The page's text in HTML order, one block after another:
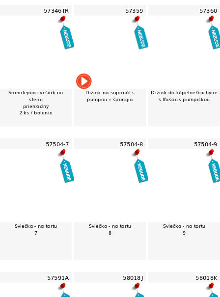
57346TR
Samolepiaci vešiak na
stenu
priehľadný
2 ks / balenie
57359
Držiak na saponát s
pumpou + špongia
57360
Držiak do kúpelne/kuchyne
s fľašou s pumpičkou
57504-7
Sviečka - na tortu
7
57504-8
Sviečka - na tortu
8
57504-9
Sviečka - na tortu
9
57591A 58018J 58018K